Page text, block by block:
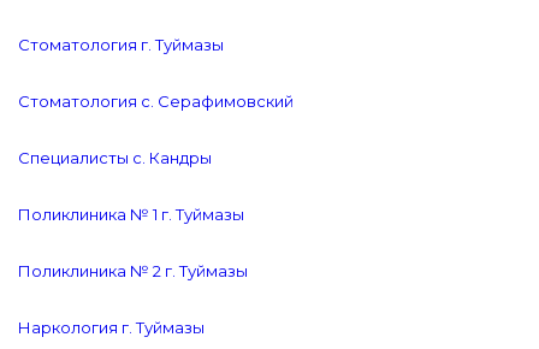
Стоматология г. Туймазы
Стоматология с. Серафимовский
Специалисты с. Кандры
Поликлиника № 1 г. Туймазы
Поликлиника № 2 г. Туймазы
Наркология г. Туймазы